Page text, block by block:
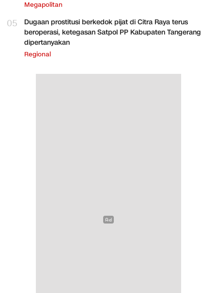
Megapolitan
05
Dugaan prostitusi berkedok pijat di Citra Raya terus
beroperasi, ketegasan Satpol PP Kabupaten Tangerang
dipertanyakan
Regional